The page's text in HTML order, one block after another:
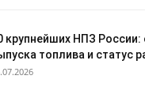
крупнейших НПЗ
топлива и статус